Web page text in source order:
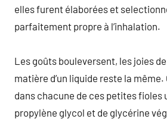
elles furent élaborées et
parfaitement propre à l’inhalation.
Les goûts bouleversent, les joies
matière d’un liquide reste la
dans chacune de ces petites fioles
propylène glycol et de glycérine